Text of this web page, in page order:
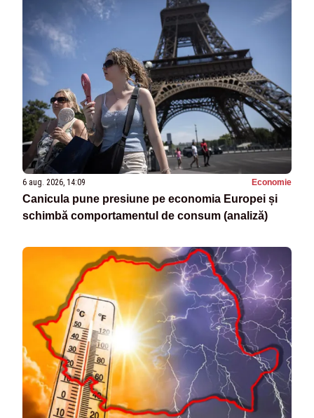
6 aug. 2026, 14:09 Economie
Canicula pune presiune pe economia Europei și
schimbă comportamentul de consum (analiză)